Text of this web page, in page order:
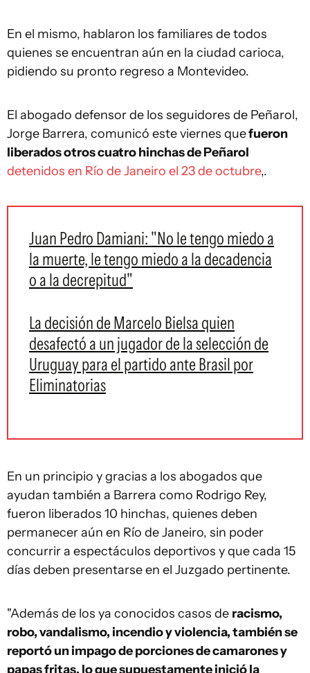
En el mismo, hablaron los familiares de todos
quienes se encuentran aún en la ciudad carioca,
pidiendo su pronto regreso a Montevideo.
El abogado defensor de los seguidores de Peñarol,
Jorge Barrera, comunicó este viernes quefueron
liberados otros cuatro hinchas de Peñarol
detenidos en Río de Janeiro el 23 de octubre,.
Juan Pedro Damiani: "No le tengo miedo a
la muerte, le tengo miedo a la decadencia
o a la decrepitud"
La decisión de Marcelo Bielsa quien
desafectó a un jugador de la selección de
Uruguay para el partido ante Brasil por
Eliminatorias
En un principio y gracias a los abogados que
ayudan también a Barrera como Rodrigo Rey,
fueron liberados 10 hinchas, quienes deben
permanecer aún en Río de Janeiro, sin poder
concurrir a espectáculos deportivos y que cada 15
días deben presentarse en el Juzgado pertinente.
"Además de los ya conocidos casos de racismo,
robo, vandalismo, incendio y violencia, también se
reportó un impago de porciones de camarones y
papas fritas, lo que supuestamente inició la